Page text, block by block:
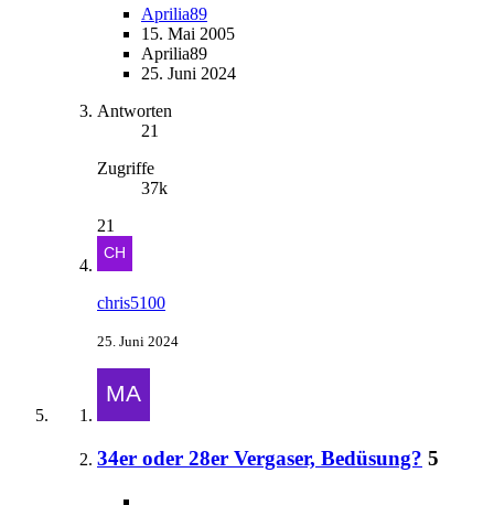
Aprilia89
15. Mai 2005
Aprilia89
25. Juni 2024
Antworten
21
Zugriffe
37k
21
chris5100
25. Juni 2024
34er oder 28er Vergaser, Bedüsung? 5